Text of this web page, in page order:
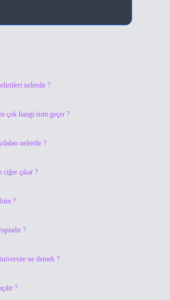
nelerdir ?
çok hangi isim geçer ?
nelerdir ?
çıkar ?
?
?
ne demek ?
?